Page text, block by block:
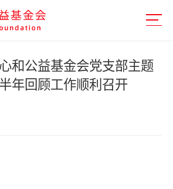
和公益基金会党支部主题
年回顾工作顺利召开